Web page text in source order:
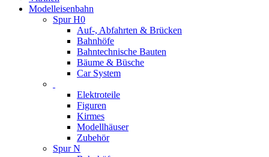
Modelleisenbahn
Spur H0
Auf-, Abfahrten & Brücken
Bahnhöfe
Bahntechnische Bauten
Bäume & Büsche
Car System
Elektroteile
Figuren
Kirmes
Modellhäuser
Zubehör
Spur N